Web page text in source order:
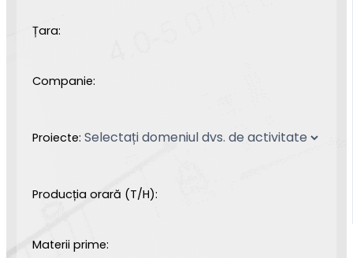
Țara:
Companie:
Proiecte:
Producția orară (T/H):
Materii prime: